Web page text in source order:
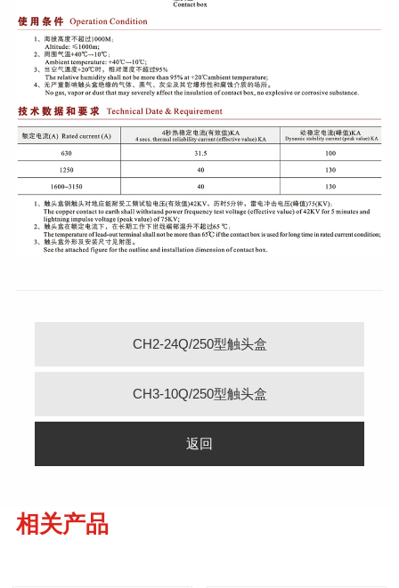
CH2-24Q/250型触头盒
CH3-10Q/250型触头盒
返回
相关产品